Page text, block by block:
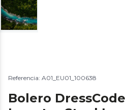
Referencia: A01_EU01_100638
Bolero